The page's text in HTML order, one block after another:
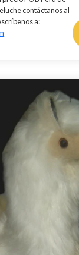
contáctanos al
a: